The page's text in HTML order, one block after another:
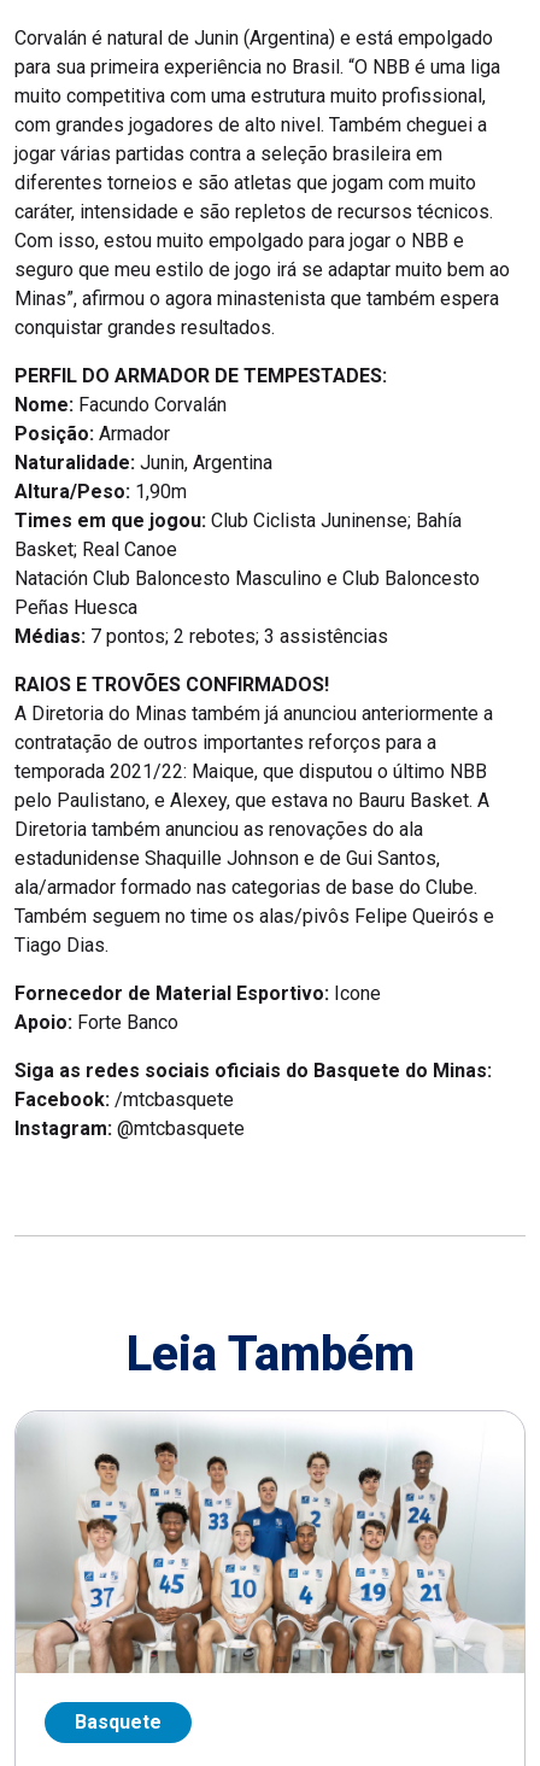
Corvalán é natural de Junin (Argentina) e está empolgado
para sua primeira experiência no Brasil. “O NBB é uma liga
muito competitiva com uma estrutura muito profissional,
com grandes jogadores de alto nivel. Também cheguei a
jogar várias partidas contra a seleção brasileira em
diferentes torneios e são atletas que jogam com muito
caráter, intensidade e são repletos de recursos técnicos.
Com isso, estou muito empolgado para jogar o NBB e
seguro que meu estilo de jogo irá se adaptar muito bem ao
Minas”, afirmou o agora minastenista que também espera
conquistar grandes resultados.
PERFIL DO ARMADOR DE TEMPESTADES:
Nome: Facundo Corvalán
Posição: Armador
Naturalidade: Junin, Argentina
Altura/Peso: 1,90m
Times em que jogou: Club Ciclista Juninense; Bahía
Basket; Real Canoe
Natación Club Baloncesto Masculino e Club Baloncesto
Peñas Huesca
Médias: 7 pontos; 2 rebotes; 3 assistências
RAIOS E TROVÕES CONFIRMADOS!
A Diretoria do Minas também já anunciou anteriormente a
contratação de outros importantes reforços para a
temporada 2021/22: Maique, que disputou o último NBB
pelo Paulistano, e Alexey, que estava no Bauru Basket. A
Diretoria também anunciou as renovações do ala
estadunidense Shaquille Johnson e de Gui Santos,
ala/armador formado nas categorias de base do Clube.
Também seguem no time os alas/pivôs Felipe Queirós e
Tiago Dias.
Fornecedor de Material Esportivo: Icone
Apoio: Forte Banco
Siga as redes sociais oficiais do Basquete do Minas:
Facebook: /mtcbasquete
Instagram: @mtcbasquete
Leia Também
Basquete